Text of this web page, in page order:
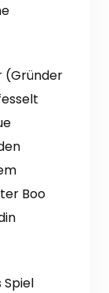
(Gründer
Boo
Spiel